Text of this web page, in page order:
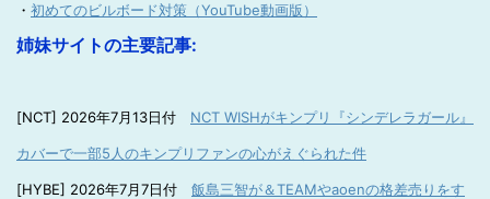
・ 初めてのビルボード対策（YouTube動画版）
姉妹サイトの主要記事:
[NCT] 2026年7月13日付 NCT WISHがキンプリ『シンデレラガール』
カバーで一部5人のキンプリファンの心がえぐられた件
[HYBE] 2026年7月7日付 飯島三智が＆TEAMやaoenの格差売りをす